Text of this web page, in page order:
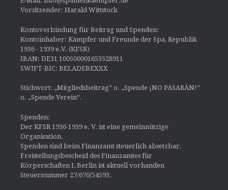
Vorsitzender: Harald Wittstock
Kontoverbindung für Beitrag und Spenden:
Kontoinhaber: Kämpfer und Freunde der Spa, Republik
1936 - 1939 e.V. (KFSR)
IBAN: DE31 100500001653528911
SWIFT-BIC: BELADEBEXXX
Stichwort: „Mitgliedsbeitrag“ o. „Spende ¡NO PASARÁN!“
o. „Spende Verein“.
Spenden:
Der KFSR 1936-1939 e. V. ist eine gemeinnützige
Organisation.
Spenden sind beim Finanzamt steuerlich absetzbar.
Freistellungsbescheid des Finanzamtes für
Körperschaften I, Berlin ist aktuell vorhanden
Steuernummer 27/670/54593.